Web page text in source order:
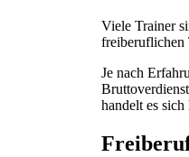
Viele Trainer
freiberuflichen
Je nach
handelt es